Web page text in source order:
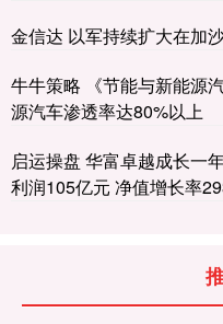
金信达 以军持续扩大在加
牛牛策略 《节能与新能源
源汽车渗透率达80%以上
启运操盘 华富卓越成长一
利润105亿元 净值增长率